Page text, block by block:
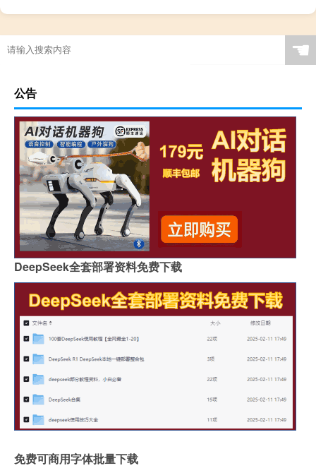
☚
公告
DeepSeek全套部署资料免费下载
免费可商用字体批量下载